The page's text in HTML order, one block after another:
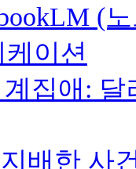
(
이션
집애:
배한 사